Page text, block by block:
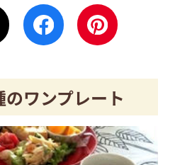
ワンプレート